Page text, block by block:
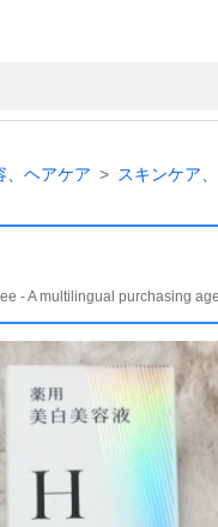
、ヘアケア スキンケア
- A multilingual purchasing